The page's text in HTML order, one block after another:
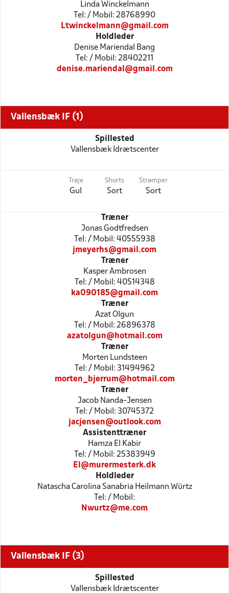
Linda Winckelmann
Tel: / Mobil: 28768990
Ltwinckelmann@gmail.com
Holdleder
Denise Mariendal Bang
Tel: / Mobil: 28402211
denise.mariendal@gmail.com
Vallensbæk IF (1)
Spillested
Vallensbæk Idrætscenter
Trøje
Gul
Shorts
Sort
Strømper
Sort
Træner
Jonas Godtfredsen
Tel: / Mobil: 40555938
jmeyerhs@gmail.com
Træner
Kasper Ambrosen
Tel: / Mobil: 40514348
ka090185@gmail.com
Træner
Azat Olgun
Tel: / Mobil: 26896378
azatolgun@hotmail.com
Træner
Morten Lundsteen
Tel: / Mobil: 31494962
morten_bjerrum@hotmail.com
Træner
Jacob Nanda-Jensen
Tel: / Mobil: 30745372
jacjensen@outlook.com
Assistenttræner
Hamza El Kabir
Tel: / Mobil: 25383949
El@murermesterk.dk
Holdleder
Natascha Carolina Sanabria Heilmann Würtz
Tel: / Mobil:
Nwurtz@me.com
Vallensbæk IF (3)
Spillested
Vallensbæk Idrætscenter